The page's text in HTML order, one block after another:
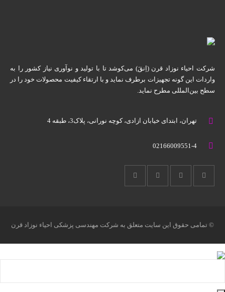
شرکت احیاء نوزاد قرن (اِنقَ) می‌کوشد تا با تولید و نوآوری نیاز کشور را به
واردات این گونه تجهیزات برطرف نماید و با ارتقاء کیفیت محصولات خود را در
سطح بین‌المللی مطرح نماید.
تهران، ابتدای خیابان آزادی، کوچه نورانی، پلاک3، طبقه 4
02166009551-4
© تمامی حقوق این سایت متعلق به شرکت مهندسی پزشکی احیاء نوزاد قرن